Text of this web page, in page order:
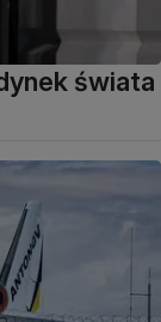
świata